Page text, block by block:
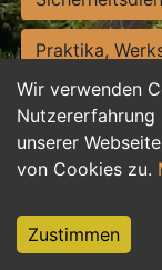
Wir verwenden
Nutzererfahrung
unserer
von Cookies zu.
Zustimmen
Praktika,
Personalwesen
Hilfskräfte,
Weiterbildung,